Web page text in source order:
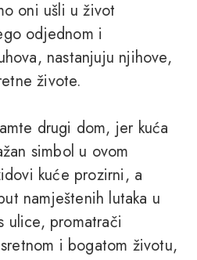
oni ušli u život
odjednom i
nastanjuju njihove,
živote.
drugi dom, jer kuća
simbol u ovom
kuće prozirni, a
namještenih lutaka u
ulice, promatrači
i bogatom životu,